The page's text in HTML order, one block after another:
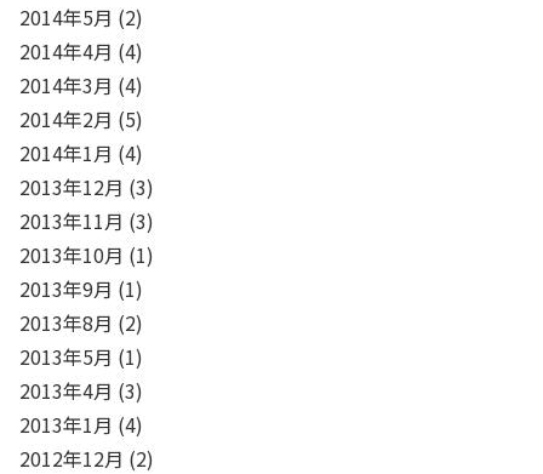
2014年5月 (2)
2014年4月 (4)
2014年3月 (4)
2014年2月 (5)
2014年1月 (4)
2013年12月 (3)
2013年11月 (3)
2013年10月 (1)
2013年9月 (1)
2013年8月 (2)
2013年5月 (1)
2013年4月 (3)
2013年1月 (4)
2012年12月 (2)